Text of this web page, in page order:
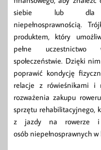
siebie lub
niepełnosprawnością.
produktem, który
pełne
społeczeństwie. Dzięki
poprawić kondycję
relacje z rówieśnikami i
rozważenia zakupu
sprzętu rehabilitacyjnego,
z jazdy na rowerze i
osób niepełnosprawnych